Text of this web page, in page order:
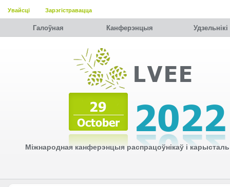
Увайсці Зарэгістравацца
Галоўная Канферэнцыя Удзельнiкi
Міжнародная канферэнцыя распрацоўнікаў і